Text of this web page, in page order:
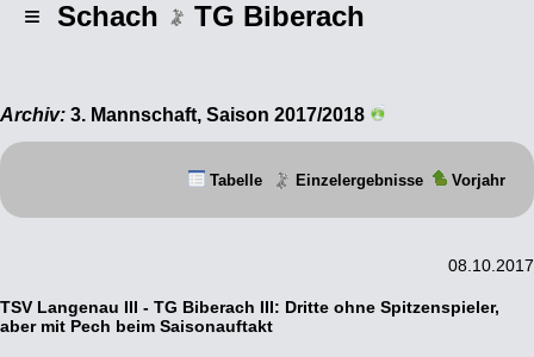
≡ Schach TG Biberach
Archiv: 3. Mannschaft, Saison 2017/2018
Tabelle Einzelergebnisse Vorjahr
08.10.2017
TSV Langenau III - TG Biberach III: Dritte ohne Spitzenspieler,
aber mit Pech beim Saisonauftakt